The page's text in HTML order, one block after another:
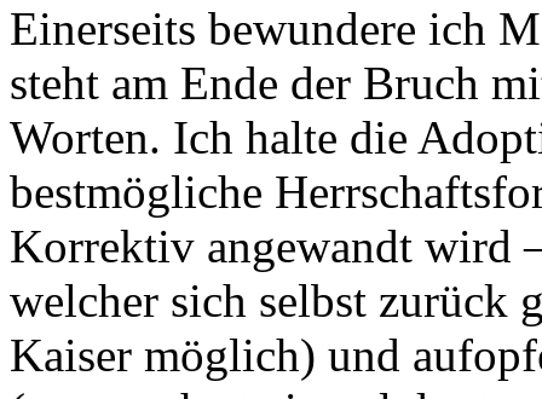
Einerseits bewundere ich
steht am Ende der Bruch
Worten. Ich halte die
bestmögliche
Korrektiv angewandt wird
welcher sich selbst zurück
Kaiser möglich) und